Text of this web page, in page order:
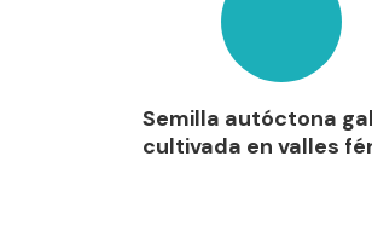
Semilla autóctona
cultivada en valles